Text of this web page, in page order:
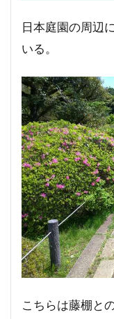
日本庭園の周辺
いる。
こちらは藤棚と